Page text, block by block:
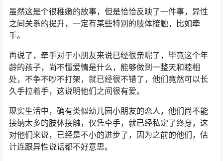
虽然这是个很稚嫩的故事，但是恰恰反映了一件事，异性
之间关系的提升，一定有某些特别的肢体接触，比如牵
手。
再说了，牵手对于小朋友来说已经很亲昵了，毕竟这个年
龄的孩子，尚不懂爱情是什么，能够做到一整天和睦相
处，不争不吵不打架，就已经很不错了，他们竟然可以长
久手拉着手，这说明他们之间很有爱。
现实生活中，确有类似幼儿园小朋友的恋人，他们尚不能
接纳太多的肢体接触，仅凭牵手，就已经私定了终身，这
对他们来说，已经是不小的进步了，因为之前的他们，估
计连跟异性说话都不好意思。